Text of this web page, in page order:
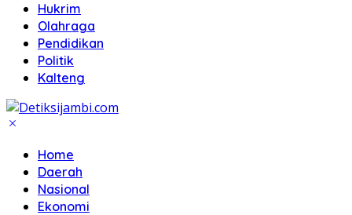
Hukrim
Olahraga
Pendidikan
Politik
Kalteng
Home
Daerah
Nasional
Ekonomi